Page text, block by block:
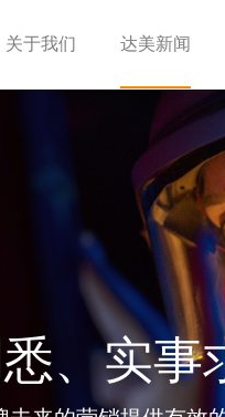
关于我们 达美新闻
、实事